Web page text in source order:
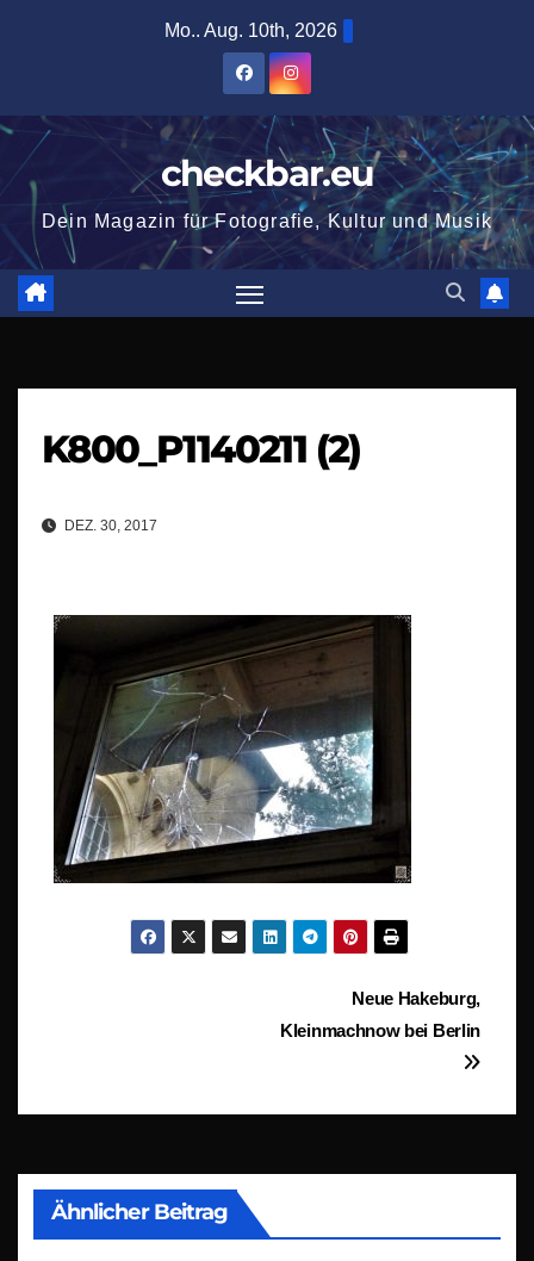
Mo.. Aug. 10th, 2026
checkbar.eu
Dein Magazin für Fotografie, Kultur und Musik
K800_P1140211 (2)
DEZ. 30, 2017
BeitragsnavigationNeue Hakeburg,
Kleinmachnow bei Berlin
Ähnlicher Beitrag